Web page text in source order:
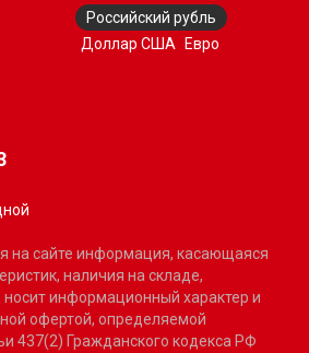
Российский рубль
Доллар США
Евро
на сайте информация, касающаяся
наличия на складе,
носит информационный характер и
офертой, определяемой
437(2) Гражданского кодекса РФ